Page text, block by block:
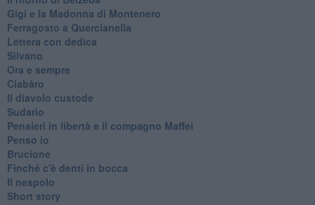
Gigi e la Madonna di Montenero
Ferragosto a Quercianella
Lettera con dedica
Silvano
Ora e sempre
Ciabàro
Il diavolo custode
Sudario
Pensieri in libertà e il compagno Maffei
Penso io
Brucione
Finché c'è denti in bocca
Il nespolo
Short story